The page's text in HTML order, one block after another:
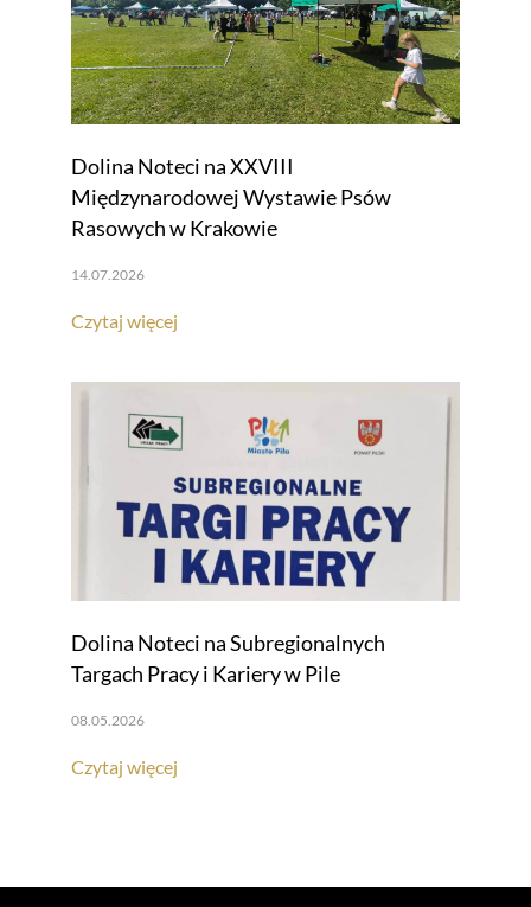
Dolina Noteci na XXVIII
Międzynarodowej Wystawie Psów
Rasowych w Krakowie
14.07.2026
Czytaj więcej
Dolina Noteci na Subregionalnych
Targach Pracy i Kariery w Pile
08.05.2026
Czytaj więcej